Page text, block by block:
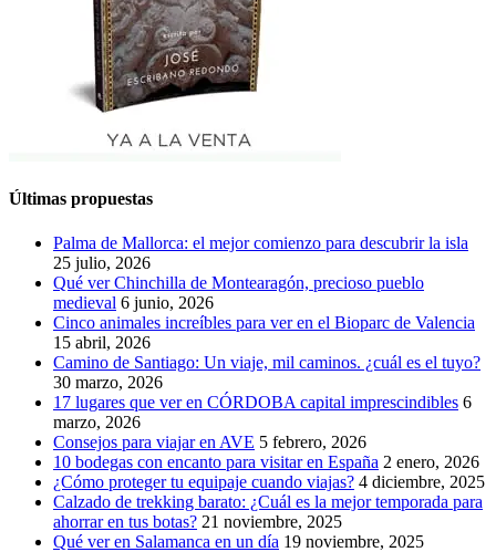
Últimas propuestas
Palma de Mallorca: el mejor comienzo para descubrir la isla
25 julio, 2026
Qué ver Chinchilla de Montearagón, precioso pueblo
medieval 6 junio, 2026
Cinco animales increíbles para ver en el Bioparc de Valencia
15 abril, 2026
Camino de Santiago: Un viaje, mil caminos. ¿cuál es el tuyo?
30 marzo, 2026
17 lugares que ver en CÓRDOBA capital imprescindibles 6
marzo, 2026
Consejos para viajar en AVE 5 febrero, 2026
10 bodegas con encanto para visitar en España 2 enero, 2026
¿Cómo proteger tu equipaje cuando viajas? 4 diciembre, 2025
Calzado de trekking barato: ¿Cuál es la mejor temporada para
ahorrar en tus botas? 21 noviembre, 2025
Qué ver en Salamanca en un día 19 noviembre, 2025